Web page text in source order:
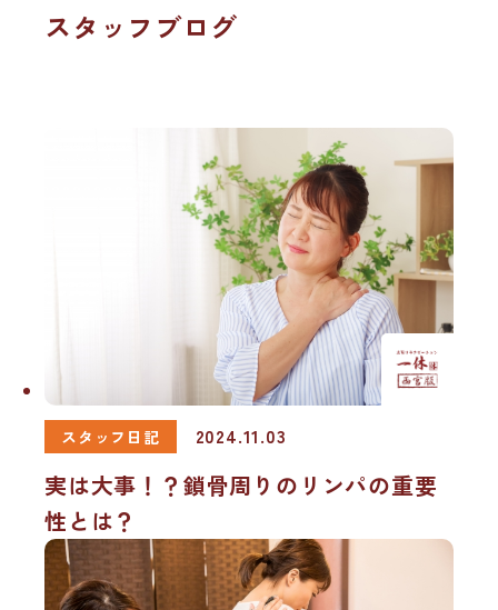
スタッフブログ
スタッフ日記 2024.11.03
実は大事！？鎖骨周りのリンパの重要
性とは？